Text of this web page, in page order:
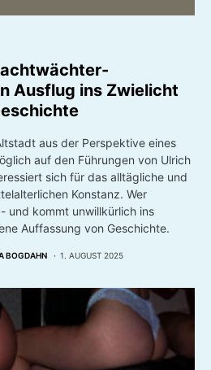
Ausflug ins Zwielicht
aus der Perspektive eines
auf den Führungen von Ulrich
sich für das alltägliche und
Konstanz. Wer
und kommt unwillkürlich ins
Auffassung von Geschichte.
BOGDAHN 1. AUGUST 2025